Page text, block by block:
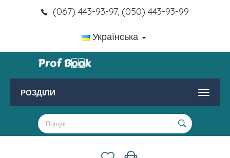
(067) 443-93-97, (050) 443-93-99
Українська
РОЗДІЛИ